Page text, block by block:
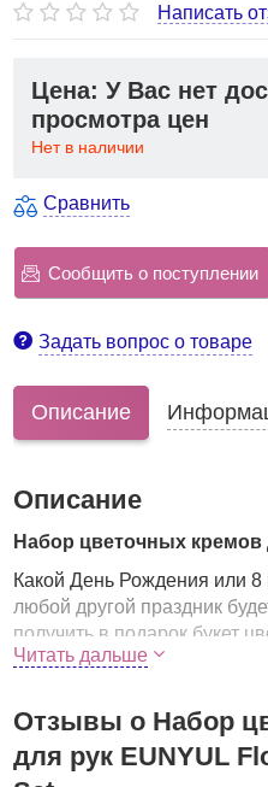
Написать
Цена: У Вас нет
просмотра цен
Нет в наличии
Сравнить
Сообщить о поступлении
Задать вопрос о товаре
Описание
Описание
Набор цветочных кремов
Какой День Рождения или 8
любой другой праздник
получить в подарок букет
будут они не так долго, как
экстрактами, полученный
живых цветов, не завянет и
Читать дальше
Отзывы о Набор
для рук EUNYUL